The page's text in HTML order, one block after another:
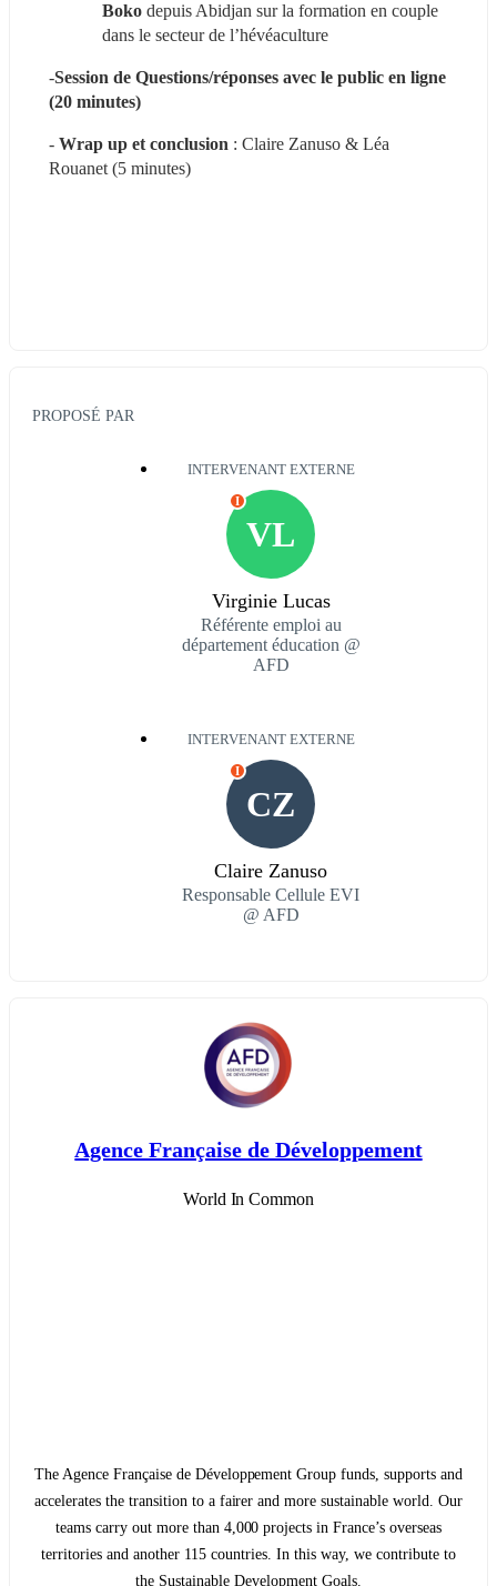
Boko depuis Abidjan sur la formation en couple
dans le secteur de l’hévéaculture
-Session de Questions/réponses avec le public en ligne
(20 minutes)
- Wrap up et conclusion : Claire Zanuso & Léa
Rouanet (5 minutes)
PROPOSÉ PAR
INTERVENANT EXTERNE
VL
I
Virginie Lucas
Référente emploi au
département éducation @
AFD
INTERVENANT EXTERNE
CZ
I
Claire Zanuso
Responsable Cellule EVI
@ AFD
Agence Française de Développement
World In Common
The Agence Française de Développement Group funds, supports and
accelerates the transition to a fairer and more sustainable world. Our
teams carry out more than 4,000 projects in France’s overseas
territories and another 115 countries. In this way, we contribute to
the Sustainable Development Goals.